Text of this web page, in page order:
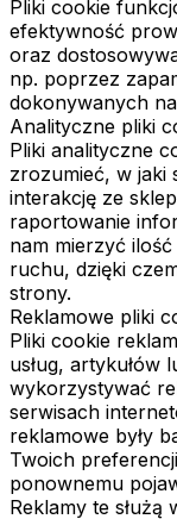
Pliki cookie
efektywność
oraz
np. poprzez
dokonywanych
Analityczne pliki
Pliki analityczne
zrozumieć, w jaki
interakcję ze
raportowanie
nam mierzyć
ruchu, dzięki
strony.
Reklamowe pliki
Pliki cookie
usług, artykułów
wykorzystywać
serwisach
reklamowe były
Twoich
ponownemu
Reklamy te służą